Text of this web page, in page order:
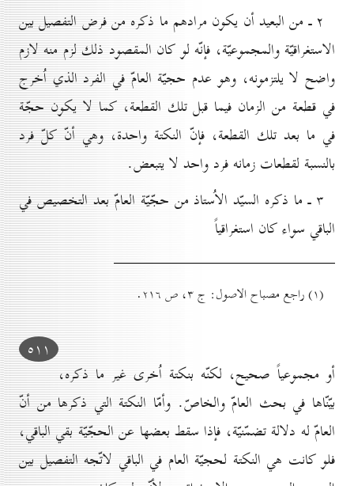
۲ ـ من البعيد أن يكون مرادهم ما ذكره من فرض التفصيل بين
الاستغراقيّة والمجموعيّة، فإنّه لو كان المقصود ذلك لزم منه لازم
واضح لا يلتزمونه، وهو عدم حجيّة العامّ في الفرد الذي اُخرج
في قطعة من الزمان فيما قبل تلك القطعة، كما لا يكون حجّة
في ما بعد تلك القطعة، فإنّ النكتة واحدة، وهي أنّ كلّ فرد
بالنسبة لقطعات زمانه فرد واحد لا يتبعض.
۳ ـ ما ذكره السيّد الاُستاذ من حجّيّة العامّ بعد التخصيص في
الباقي سواء كان استغراقياً
(۱) راجع مصباح الاصول: ج ۳، ص ۲۱٦.
٥۱۱
أو مجموعياً صحيح، لكنّه بنكتة اُخرى غير ما ذكره،
بيّنّاها في بحث العامّ والخاصّ. وأمّا النكتة التي ذكرها من أنّ
العامّ له دلالة تضمّنيّة، فإذا سقط بعضها عن الحجّيّة بقي الباقي،
فلو كانت هي النكتة لحجيّة العام في الباقي لاتّجه التفصيل بين